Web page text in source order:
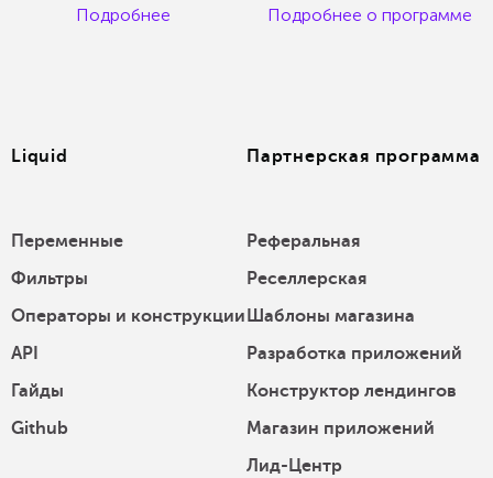
Подробнее Подробнее о программе
Liquid
Переменные
Фильтры
Операторы и конструкции
API
Гайды
Github
Партнерская программа
Реферальная
Реселлерская
Шаблоны магазина
Разработка приложений
Конструктор лендингов
Магазин приложений
Лид-Центр